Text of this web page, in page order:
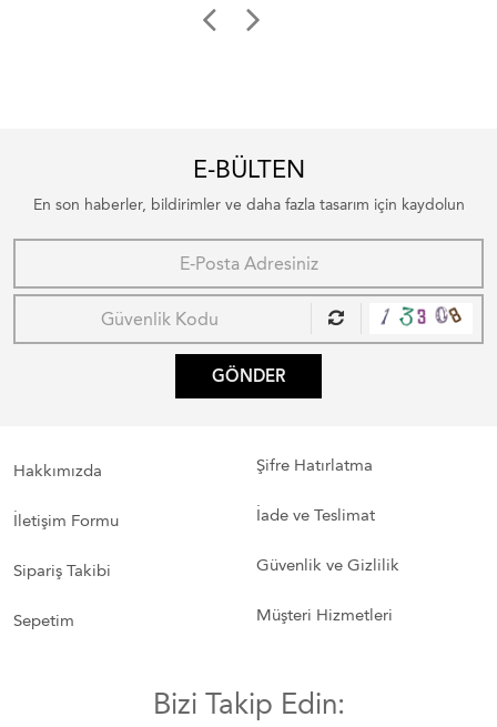
E-BÜLTEN
En son haberler, bildirimler ve daha fazla tasarım için kaydolun
GÖNDER
Hakkımızda
İletişim Formu
Sipariş Takibi
Sepetim
Şifre Hatırlatma
İade ve Teslimat
Güvenlik ve Gizlilik
Müşteri Hizmetleri
Bizi Takip Edin: